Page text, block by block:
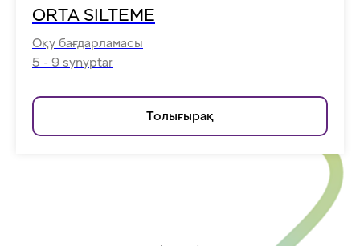
ORTA SILTEME
Оқу бағдарламасы
5 - 9 synyptar
Толығырақ